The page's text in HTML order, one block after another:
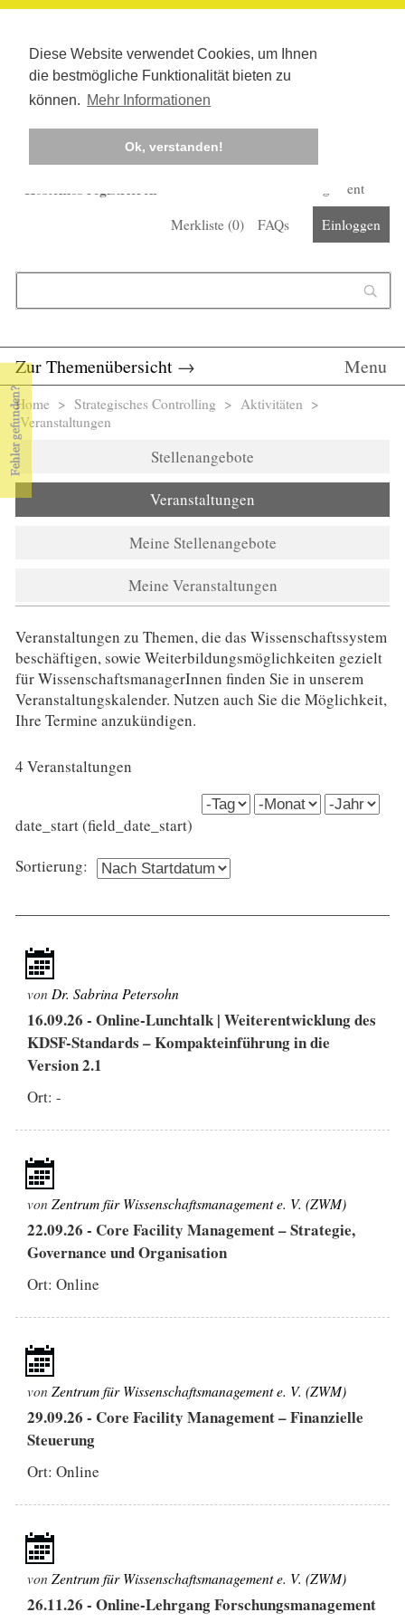
Diese Website verwendet Cookies, um Ihnen
die bestmögliche Funktionalität bieten zu
können. Mehr Informationen
Ok, verstanden!
Kostenlos registrieren
Corona-Management
Merkliste (0) FAQs Einloggen
Zur Themenübersicht → Menu
Sie sind hier
Home > Strategisches Controlling > Aktivitäten >
Veranstaltungen
Stellenangebote
Veranstaltungen
Meine Stellenangebote
Meine Veranstaltungen
Veranstaltungen zu Themen, die das Wissenschaftssystem
beschäftigen, sowie Weiterbildungsmöglichkeiten gezielt
für WissenschaftsmanagerInnen finden Sie in unserem
Veranstaltungskalender. Nutzen auch Sie die Möglichkeit,
Ihre Termine anzukündigen.
4 Veranstaltungen
date_start (field_date_start)
date_start (field_date_start)
Tag Monat Jahr
Sortierung:
vonDr. Sabrina Petersohn
16.09.26 - Online-Lunchtalk | Weiterentwicklung des
KDSF-Standards – Kompakteinführung in die
Version 2.1
Ort: -
vonZentrum für Wissenschaftsmanagement e. V. (ZWM)
22.09.26 - Core Facility Management – Strategie,
Governance und Organisation
Ort: Online
vonZentrum für Wissenschaftsmanagement e. V. (ZWM)
29.09.26 - Core Facility Management – Finanzielle
Steuerung
Ort: Online
vonZentrum für Wissenschaftsmanagement e. V. (ZWM)
26.11.26 - Online-Lehrgang Forschungsmanagement